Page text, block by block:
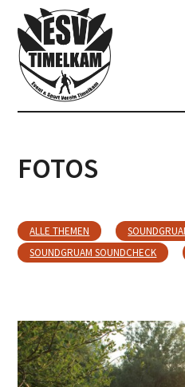
FOTOS
ALLE THEMEN
SOUNDGRUAM SOUNDCHECK